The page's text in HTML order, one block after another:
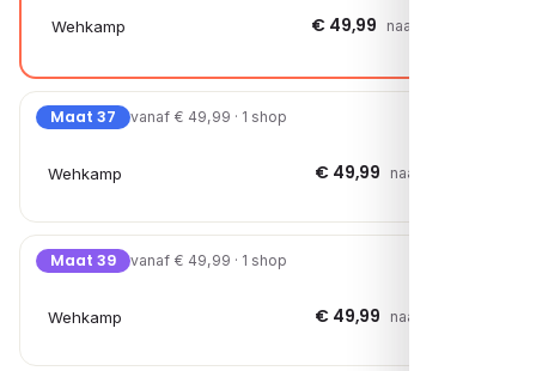
Wehkamp € 49,99 naar shop →
Maat 37 vanaf € 49,99 · 1 shop
Wehkamp € 49,99 naar shop →
Maat 39 vanaf € 49,99 · 1 shop
Wehkamp € 49,99 naar shop →